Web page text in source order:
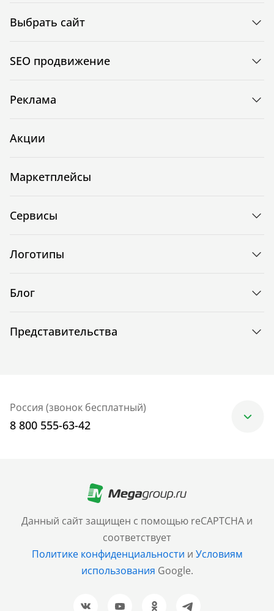
Данный сайт защищен с помощью reCAPTCHA и
соответствует
Политике конфиденциальности и Условиям
использования Google.
Выбрать сайт
SEO продвижение
Реклама
Акции
Маркетплейсы
Сервисы
Логотипы
Блог
Представительства
Россия (звонок бесплатный)
8 800 555-63-42
+7 (499) 705-30-10
Санкт-Петербург
+7 (812) 600-77-33
Барнаул
+7 (961) 999-93-93
Новосибирск